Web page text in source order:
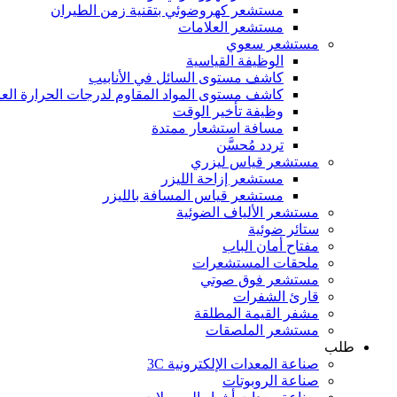
مستشعر كهروضوئي بتقنية زمن الطيران
مستشعر العلامات
مستشعر سعوي
الوظيفة القياسية
كاشف مستوى السائل في الأنابيب
كاشف مستوى المواد المقاوم لدرجات الحرارة
وظيفة تأخير الوقت
مسافة استشعار ممتدة
تردد مُحسَّن
مستشعر قياس ليزري
مستشعر إزاحة الليزر
مستشعر قياس المسافة بالليزر
مستشعر الألياف الضوئية
ستائر ضوئية
مفتاح أمان الباب
ملحقات المستشعرات
مستشعر فوق صوتي
قارئ الشفرات
مشفر القيمة المطلقة
مستشعر الملصقات
طلب
صناعة المعدات الإلكترونية 3C
صناعة الروبوتات